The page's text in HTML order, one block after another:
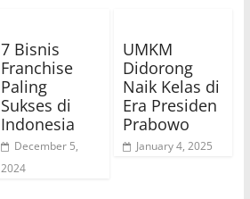
7 Bisnis
Franchise
Paling
Sukses di
Indonesia
December 5,
2024
UMKM
Didorong
Naik Kelas di
Era Presiden
Prabowo
January 4, 2025